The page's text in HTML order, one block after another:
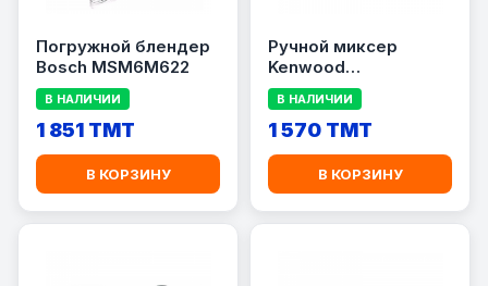
Погружной блендер
Bosch MSM6M622
В НАЛИЧИИ
1 851 TMT
В КОРЗИНУ
Ручной миксер
Kenwood
HMP34.A0WH
В НАЛИЧИИ
1 570 TMT
В КОРЗИНУ